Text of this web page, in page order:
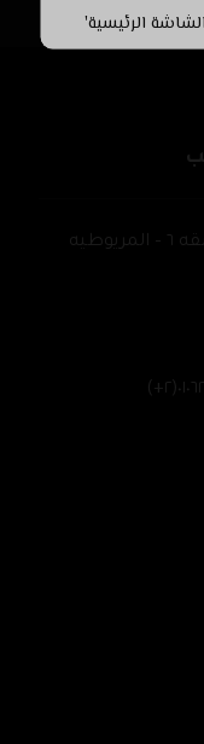
الرئيسية'
٤٢ برج صلاح الدين الدور الثانى شقه ٦ – المريوطيه